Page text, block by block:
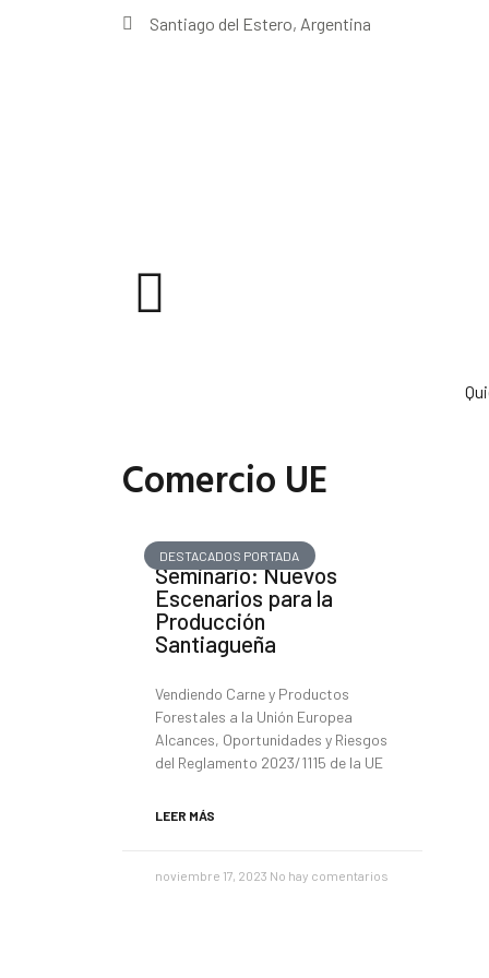
Santiago del Estero, Argentina
Comercio UE
DESTACADOS PORTADA
Seminario: Nuevos
Escenarios para la
Producción
Santiagueña
Vendiendo Carne y Productos
Forestales a la Unión Europea
Alcances, Oportunidades y Riesgos
del Reglamento 2023/1115 de la UE
LEER MÁS
noviembre 17, 2023 No hay comentarios